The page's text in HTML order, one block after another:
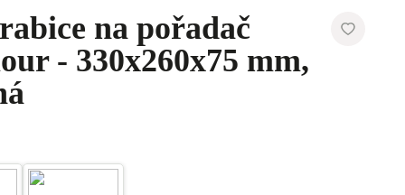
na pořadač
- 330x260x75 mm,